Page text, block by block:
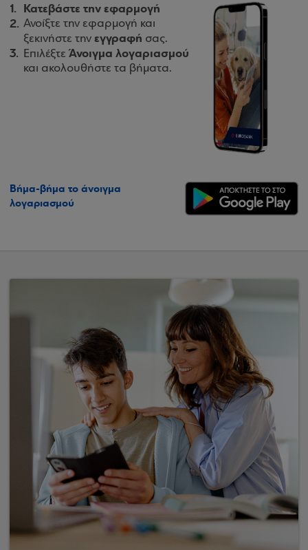
Κατεβάστε την εφαρμογή
Ανοίξτε την εφαρμογή και
ξεκινήστε την εγγραφή σας.
Επιλέξτε Άνοιγμα λογαριασμού
και ακολουθήστε τα βήματα.
Βήμα-βήμα το άνοιγμα
λογαριασμού